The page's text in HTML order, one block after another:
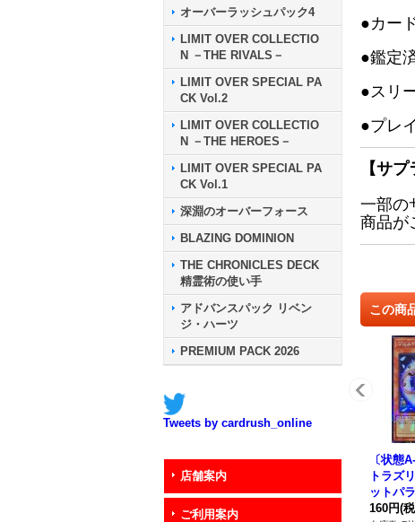
オーバーラッシュパック4
LIMIT OVER COLLECTIO
N －THE RIVALS－
LIMIT OVER SPECIAL PA
CK Vol.2
LIMIT OVER COLLECTIO
N －THE HEROES－
LIMIT OVER SPECIAL PA
CK Vol.1
深淵のオーバーフォース
BLAZING DOMINION
THE CHRONICLES DECK
精霊術の使い手
アドバンスパック リベン
ジ・ハーツ
PREMIUM PACK 2026
Tweets by cardrush_online
店舗案内
ご利用案内
●カー
●鑑定
●スリ
●プレ
【サ
一部の
商品が
この商
〔状態
トラズ
ットパ
-JP051}
160円(